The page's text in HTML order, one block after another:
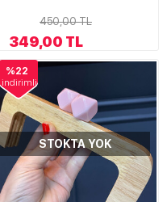
450,00 TL
349,00 TL
%22
indirimli
STOKTA YOK